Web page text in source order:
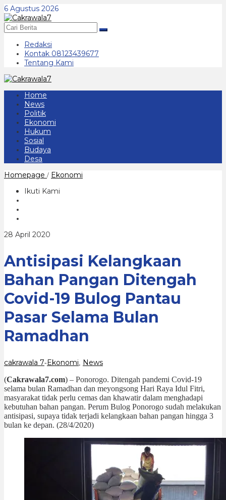
Lewati
ke
konten
6 Agustus 2026
Redaksi
Kontak 08123439677
Tentang Kami
Home
News
Politik
Ekonomi
Hukum
Sosial
Budaya
Desa
Homepage / Ekonomi
Selama
Bulan
Ikuti Kami
28 April 2020
Antisipasi Kelangkaan
Bahan Pangan Ditengah
Covid-19 Bulog Pantau
Pasar Selama Bulan
Ramadhan
cakrawala 7-Ekonomi News
(Cakrawala7.com) – Ponorogo. Ditengah pandemi Covid-19
selama bulan Ramadhan dan meyongsong Hari Raya Idul Fitri,
masyarakat tidak perlu cemas dan khawatir dalam menghadapi
kebutuhan bahan pangan. Perum Bulog Ponorogo sudah melakukan
antisipasi, supaya tidak terjadi kelangkaan bahan pangan hingga 3
bulan ke depan. (28/4/2020)